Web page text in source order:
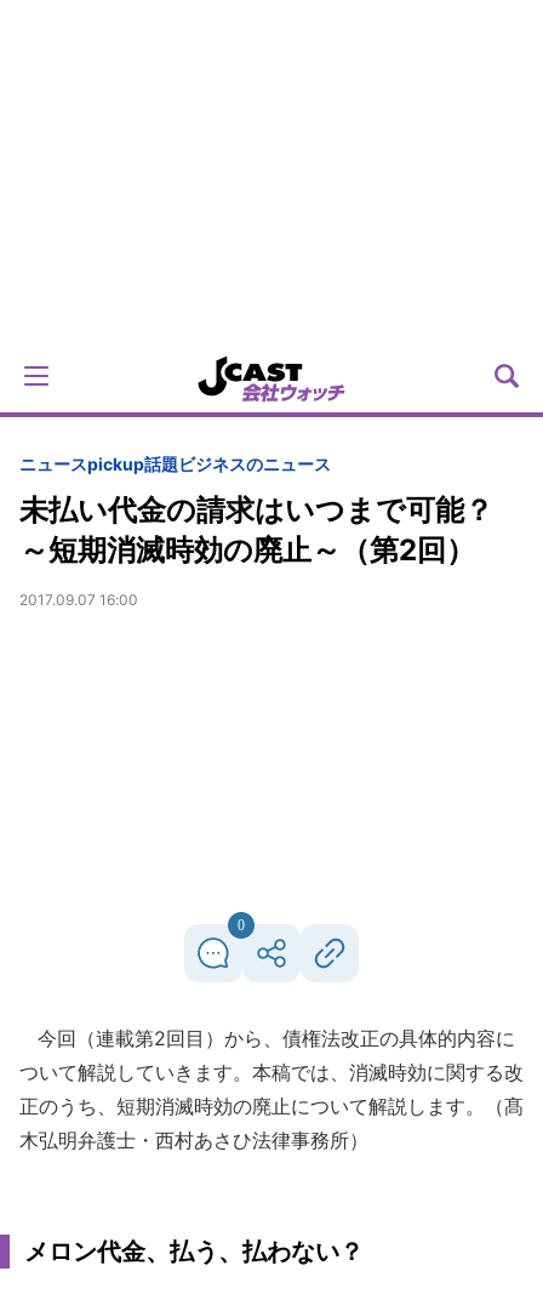
ニュースpickup話題ビジネスのニュース
未払い代金の請求はいつまで可能？
～短期消滅時効の廃止～（第2回）
2017.09.07 16:00
0
今回（連載第2回目）から、債権法改正の具体的内容に
ついて解説していきます。本稿では、消滅時効に関する改
正のうち、短期消滅時効の廃止について解説します。（髙
木弘明弁護士・西村あさひ法律事務所）
メロン代金、払う、払わない？